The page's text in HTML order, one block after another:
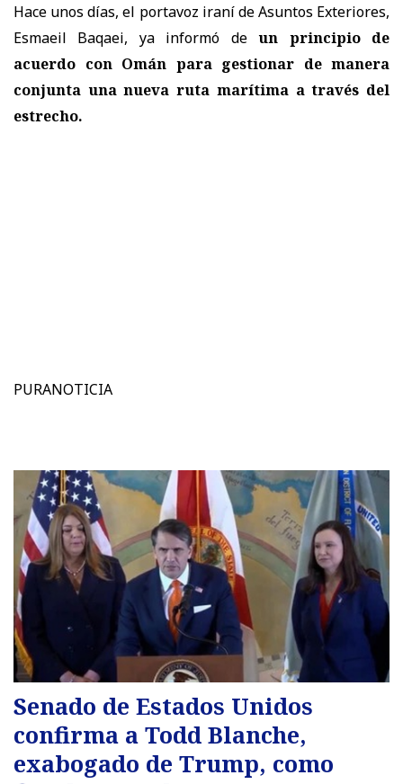
Hace unos días, el portavoz iraní de Asuntos Exteriores,
Esmaeil Baqaei, ya informó deun principio de
acuerdo con Omán para gestionar de manera
conjunta una nueva ruta marítima a través del
estrecho.
PURANOTICIA
Senado de Estados Unidos
confirma a Todd Blanche,
exabogado de Trump, como